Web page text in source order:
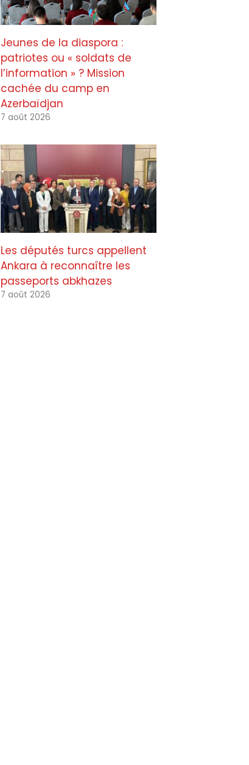
Jeunes de la diaspora :
patriotes ou « soldats de
l’information » ? Mission
cachée du camp en
Azerbaïdjan
7 août 2026
Les députés turcs appellent
Ankara à reconnaître les
passeports abkhazes
7 août 2026